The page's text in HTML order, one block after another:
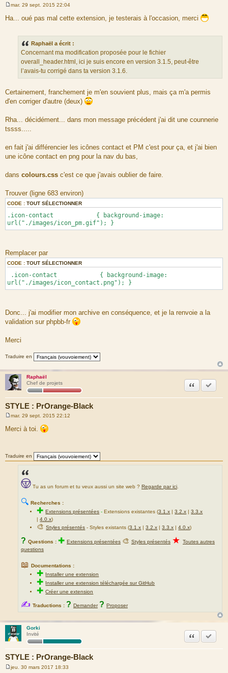
e
s
mar. 29 sept. 2015 22:04
Ha... oué pas mal cette extension, je testerais à l'occasion, merci
Raphaël a écrit :
Concernant ma modification proposée pour le fichier
overall_header.html, ici je suis encore en version 3.1.5, peut-être
l’avais-tu corrigé dans ta version 3.1.6.
Certainement, franchement je m'en souvient plus, mais ça m'a permis
d'en corriger d'autre (deux)
Rha... décidément... dans mon message précédent j'ai dit une counnerie
tssss.....
en fait j'ai différencier les icônes contact et PM c'est pour ça, et j'ai bien
une icône contact en png pour la nav du bas,
dans colours.css c'est ce que j'avais oublier de faire.
Trouver (ligne 683 environ)
CODE : TOUT SÉLECTIONNER
.icon-contact { background-image:
url("./images/icon_pm.gif"); }
Remplacer par
CODE : TOUT SÉLECTIONNER
.icon-contact { background-image:
url("./images/icon_contact.png"); }
Donc... j'ai modifier mon archive en conséquence, et je la renvoie a la
validation sur phpbb-fr
Merci
Traduire en
Raphaël
Chef de projets
STYLE : PrOrange-Black
Citation
s
e
mar. 29 sept. 2015 22:12
Merci à toi.
Traduire en
Tu as un forum et tu veux aussi un site web ? Regarde par ici.
🔍 Recherches :
✚Extensions présentées - Extensions existantes (3.1.x |3.2.x |3.3.x
|4.0.x)
🎨Styles présentés - Styles existants (3.1.x |3.2.x |3.3.x |4.0.x)
? Questions : ✚ Extensions présentées 🎨 Styles présentés ★ Toutes autres
questions
📖 Documentations :
✚ Installer une extension
✚ Installer une extension téléchargée sur GitHub
✚Créer une extension
✍ Traductions : ? Demander ? Proposer
Gorki
Invité
STYLE : PrOrange-Black
Citation
M
jeu. 30 mars 2017 18:33